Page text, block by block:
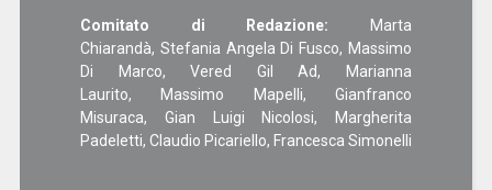
Comitato di Redazione: Marta
Chiarandà, Stefania Angela Di Fusco, Massimo
Di Marco, Vered Gil Ad, Marianna
Laurito, Massimo Mapelli, Gianfranco
Misuraca, Gian Luigi Nicolosi, Margherita
Padeletti, Claudio Picariello, Francesca Simonelli